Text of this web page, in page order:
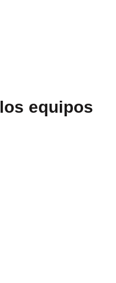
los equipos